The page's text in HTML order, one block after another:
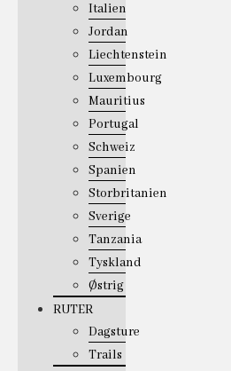
Italien
Jordan
Liechtenstein
Luxembourg
Mauritius
Portugal
Schweiz
Spanien
Storbritanien
Sverige
Tanzania
Tyskland
Østrig
RUTER
Dagsture
Trails